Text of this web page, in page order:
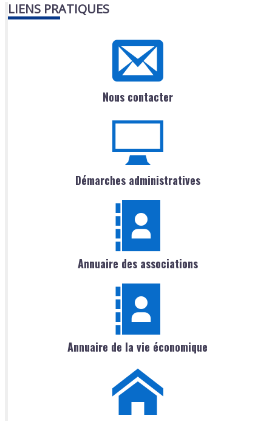
LIENS PRATIQUES
Nous contacter
Démarches administratives
Annuaire des associations
Annuaire de la vie économique